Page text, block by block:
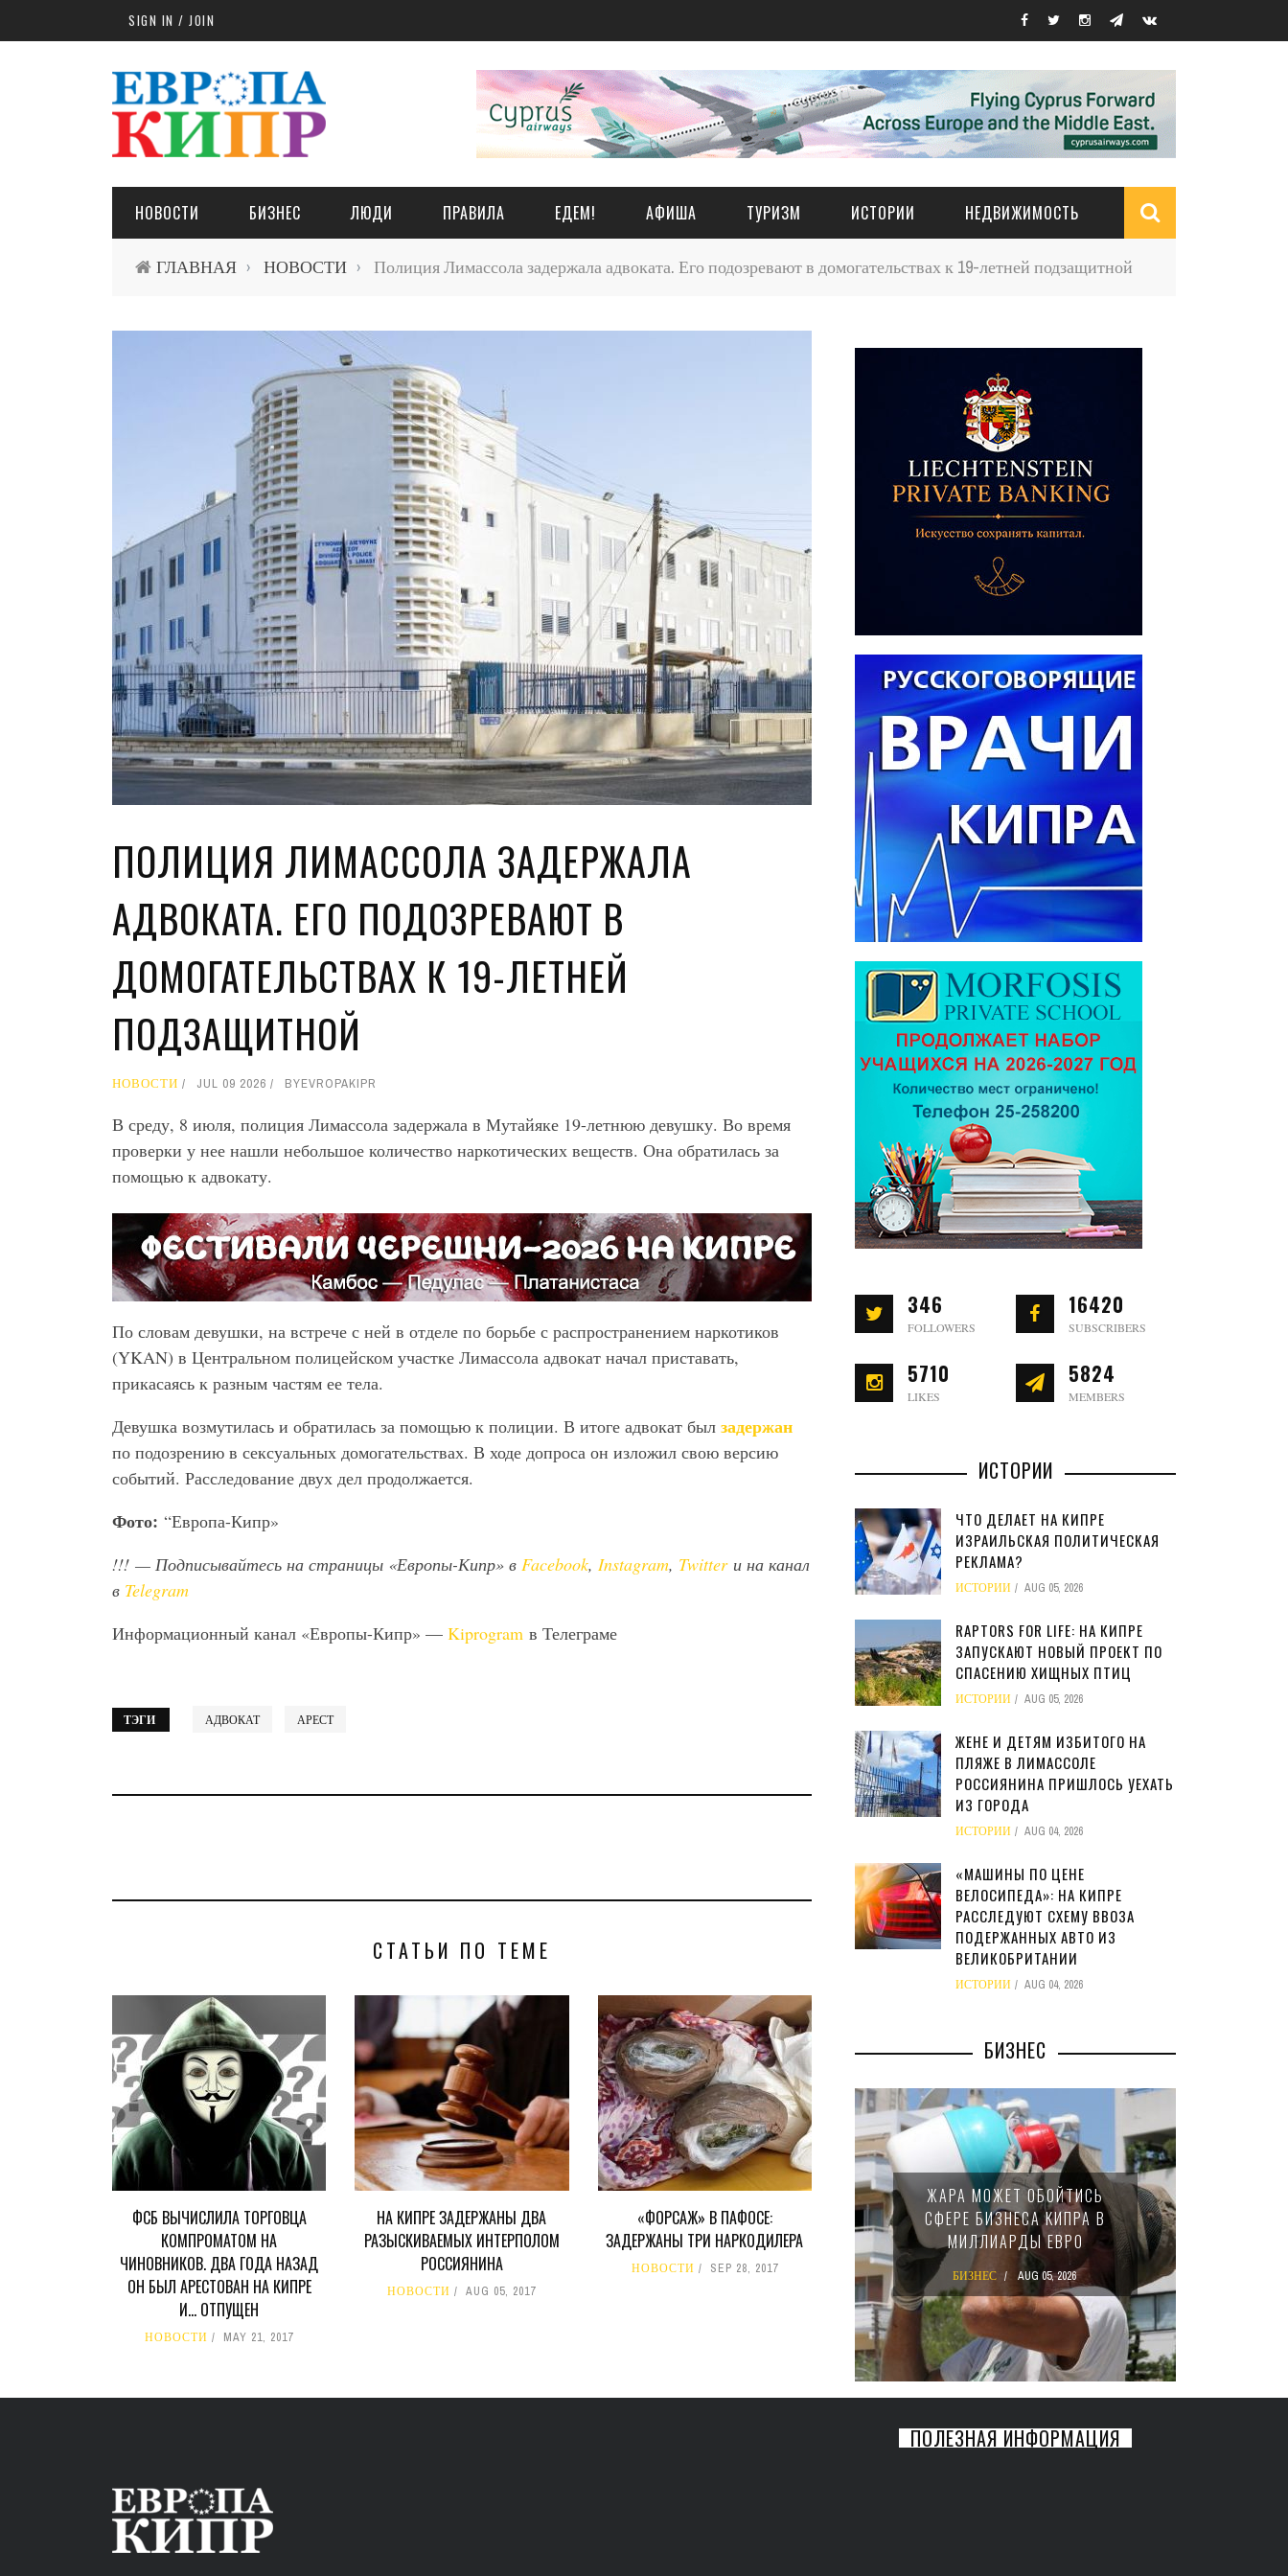
Skip to main contentSIGN IN / JOIN
НОВОСТИ БИЗНЕС ЛЮДИ ПРАВИЛА ЕДЕМ! АФИША ТУРИЗМ ИСТОРИИ НЕДВИЖИМОСТЬ
ГЛАВНАЯ › НОВОСТИ › Полиция Лимассола задержала адвоката. Его подозревают в домогательствах к 19-летней подзащитной
ПОЛИЦИЯ ЛИМАССОЛА ЗАДЕРЖАЛА
АДВОКАТА. ЕГО ПОДОЗРЕВАЮТ В
ДОМОГАТЕЛЬСТВАХ К 19-ЛЕТНЕЙ
ПОДЗАЩИТНОЙ
НОВОСТИ JUL 09 2026 BYEVROPAKIPR
В среду, 8 июля, полиция Лимассола задержала в Мутайяке 19-летнюю девушку. Во время
проверки у нее нашли небольшое количество наркотических веществ. Она обратилась за
помощью к адвокату.
По словам девушки, на встрече с ней в отделе по борьбе с распространением наркотиков
(YKAN) в Центральном полицейском участке Лимассола адвокат начал приставать,
прикасаясь к разным частям ее тела.
Девушка возмутилась и обратилась за помощью к полиции. В итоге адвокат был задержан
по подозрению в сексуальных домогательствах. В ходе допроса он изложил свою версию
событий. Расследование двух дел продолжается.
Фото: “Европа-Кипр»
!!! — Подписывайтесь на страницы «Европы-Кипр» в Facebook, Instagram, Twitter и на канал
в Telegram
Информационный канал «Европы-Кипр» — Kiprogram в Телеграме
ТЭГИ АДВОКАТ АРЕСТ
СТАТЬИ ПО ТЕМЕ
ФСБ ВЫЧИСЛИЛА ТОРГОВЦА
КОМПРОМАТОМ НА
ЧИНОВНИКОВ. ДВА ГОДА НАЗАД
ОН БЫЛ АРЕСТОВАН НА КИПРЕ
И… ОТПУЩЕН
НОВОСТИ MAY 21, 2017
НА КИПРЕ ЗАДЕРЖАНЫ ДВА
РАЗЫСКИВАЕМЫХ ИНТЕРПОЛОМ
РОССИЯНИНА
НОВОСТИ AUG 05, 2017
«ФОРСАЖ» В ПАФОСЕ:
ЗАДЕРЖАНЫ ТРИ НАРКОДИЛЕРА
НОВОСТИ SEP 28, 2017
346
FOLLOWERS
16420
SUBSCRIBERS
5710
LIKES
5824
MEMBERS
ИСТОРИИ
ЧТО ДЕЛАЕТ НА КИПРЕ
ИЗРАИЛЬСКАЯ ПОЛИТИЧЕСКАЯ
РЕКЛАМА?
ИСТОРИИ AUG 05, 2026
RAPTORS FOR LIFE: НА КИПРЕ
ЗАПУСКАЮТ НОВЫЙ ПРОЕКТ ПО
СПАСЕНИЮ ХИЩНЫХ ПТИЦ
ИСТОРИИ AUG 05, 2026
ЖЕНЕ И ДЕТЯМ ИЗБИТОГО НА
ПЛЯЖЕ В ЛИМАССОЛЕ
РОССИЯНИНА ПРИШЛОСЬ УЕХАТЬ
ИЗ ГОРОДА
ИСТОРИИ AUG 04, 2026
«МАШИНЫ ПО ЦЕНЕ
ВЕЛОСИПЕДА»: НА КИПРЕ
РАССЛЕДУЮТ СХЕМУ ВВОЗА
ПОДЕРЖАННЫХ АВТО ИЗ
ВЕЛИКОБРИТАНИИ
ИСТОРИИ AUG 04, 2026
БИЗНЕС
В 2028 ГОДУ ENI НАЧНЕТ
ДОБЫЧУ ГАЗА НА
МЕСТОРОЖДЕНИИ KRONOS
НА КИПРСКОМ ШЕЛЬФЕ
ЖАРА МОЖЕТ ОБОЙТИСЬ
СФЕРЕ БИЗНЕСА КИПРА В
МИЛЛИАРДЫ ЕВРО
БИЗНЕС AUG 05, 2026
ПОЛЕЗНАЯ ИНФОРМАЦИЯ